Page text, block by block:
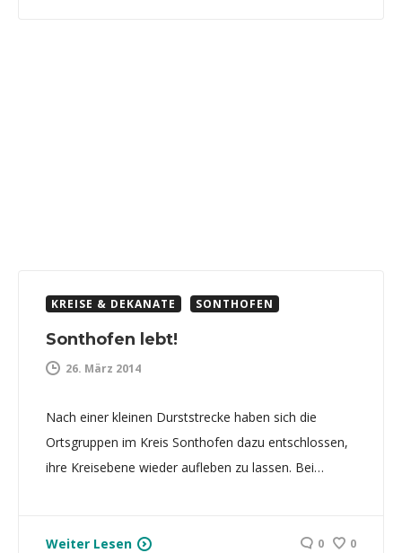
KREISE & DEKANATE SONTHOFEN
Sonthofen lebt!
26. März 2014
Nach einer kleinen Durststrecke haben sich die
Ortsgruppen im Kreis Sonthofen dazu entschlossen,
ihre Kreisebene wieder aufleben zu lassen. Bei…
Weiter Lesen 0 0